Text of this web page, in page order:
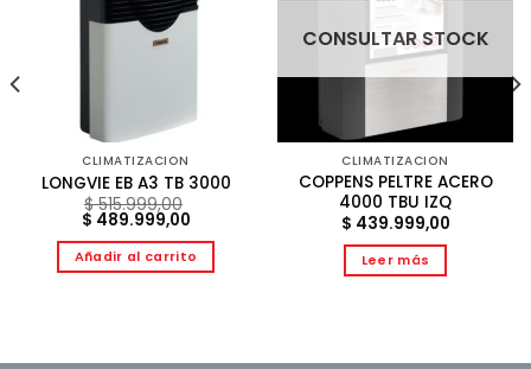
CLIMATIZACION
LONGVIE EB A3 TB 3000
$515.999,00
El
precio
original
era:
$ 515.999,00.
$ 489.999,00El
actual
es:
$ 489.999,00.
Añadir al carrito
CONSULTAR STOCK
CLIMATIZACION
COPPENS PELTRE ACERO
4000 TBU IZQ
$ 439.999,00
Leer más